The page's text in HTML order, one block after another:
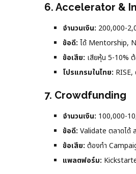
6. Accelerator &
จำนวนเงิน: 200,000-
ข้อดี: ได้ Mentorship,
ข้อเสีย: เสียหุ้น 5-10%
โปรแกรมในไทย:
7. Crowdfunding
จำนวนเงิน: 100,000-
ข้อดี: Validate ตลาดได้
ข้อเสีย: ต้องทำ
แพลตฟอร์ม: